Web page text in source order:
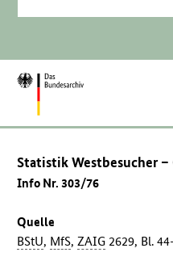
Zur
Statistik Westbesucher
Info Nr. 303/76
Quelle
BStU, MfS,ZAIG 2629, Bl.